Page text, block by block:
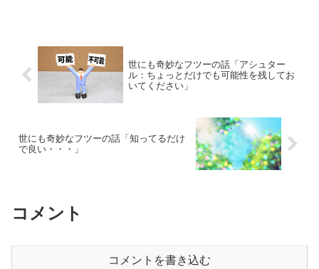
世にも奇妙なフツーの話「アシュター
ル：ちょっとだけでも可能性を残してお
いてください」
世にも奇妙なフツーの話「知ってるだけ
で良い・・・」
コメント
コメントを書き込む